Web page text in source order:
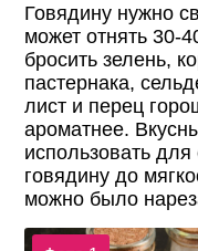
Говядину нужно
может отнять 30-
бросить зелень,
пастернака,
лист и перец
ароматнее.
использовать
говядину до
можно было